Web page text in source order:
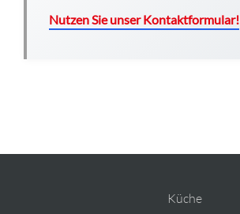
Nutzen Sie unser Kontaktformular!
Küche